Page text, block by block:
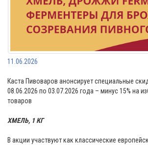
11.06.2026
Каста Пивоваров анонсирует специальные
08.06.2026 по 03.07.2026 года – минус 15% на
товаров
ХМЕЛЬ, 1 КГ
В акции участвуют как классические